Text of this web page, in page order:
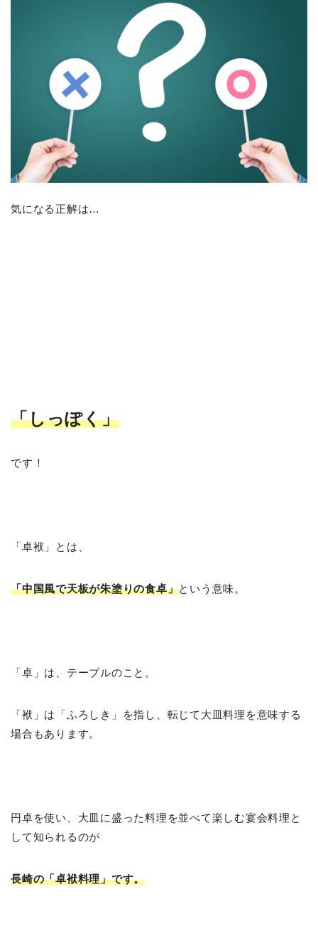
気になる正解は…
「しっぽく」
です！
「卓袱」とは、
「中国風で天板が朱塗りの食卓」という意味。
「卓」は、テーブルのこと。
「袱」は「ふろしき」を指し、転じて大皿料理を意味する
場合もあります。
円卓を使い、大皿に盛った料理を並べて楽しむ宴会料理と
して知られるのが
長崎の「卓袱料理」です。